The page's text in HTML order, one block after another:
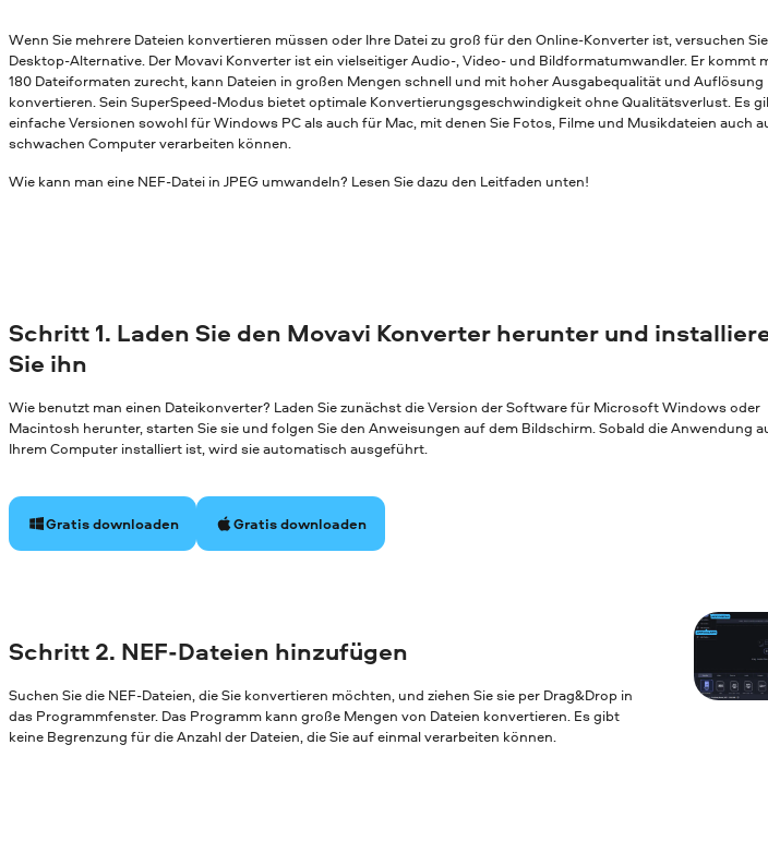
Wenn Sie mehrere Dateien konvertieren müssen oder Ihre Datei zu groß für den Online-Konverter ist, versuchen
Desktop-Alternative. Der Movavi Konverter ist ein vielseitiger Audio-, Video- und Bildformatumwandler. Er kommt
180 Dateiformaten zurecht, kann Dateien in großen Mengen schnell und mit hoher Ausgabequalität und Auflösung
konvertieren. Sein SuperSpeed-Modus bietet optimale Konvertierungsgeschwindigkeit ohne Qualitätsverlust. Es
einfache Versionen sowohl für Windows PC als auch für Mac, mit denen Sie Fotos, Filme und Musikdateien auch
schwachen Computer verarbeiten können.
Wie kann man eine NEF-Datei in JPEG umwandeln? Lesen Sie dazu den Leitfaden unten!
Schritt 1. Laden Sie den Movavi Konverter herunter und
Sie ihn
Wie benutzt man einen Dateikonverter? Laden Sie zunächst die Version der Software für Microsoft Windows oder
Macintosh herunter, starten Sie sie und folgen Sie den Anweisungen auf dem Bildschirm. Sobald die Anwendung
Ihrem Computer installiert ist, wird sie automatisch ausgeführt.
Gratis downloaden Gratis downloaden
Schritt 2. NEF-Dateien hinzufügen
Suchen Sie die NEF-Dateien, die Sie konvertieren möchten, und ziehen Sie sie per Drag&Drop in
das Programmfenster. Das Programm kann große Mengen von Dateien konvertieren. Es gibt
keine Begrenzung für die Anzahl der Dateien, die Sie auf einmal verarbeiten können.